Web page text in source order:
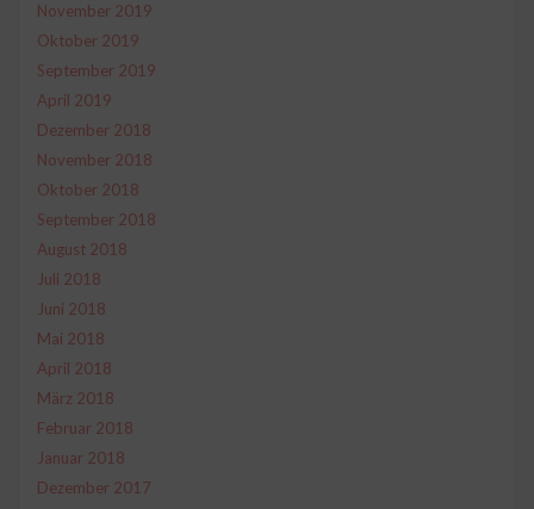
November 2019
Oktober 2019
September 2019
April 2019
Dezember 2018
November 2018
Oktober 2018
September 2018
August 2018
Juli 2018
Juni 2018
Mai 2018
April 2018
März 2018
Februar 2018
Januar 2018
Dezember 2017